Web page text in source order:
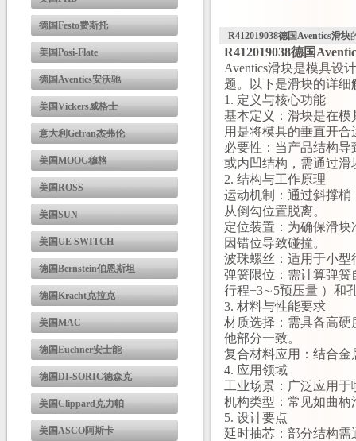
德国Festo费斯托
美国Posi-Flate
德国Aventics安沃驰
美国Vickers威格士
意大利Gefran杰弗伦
美国MOOG穆格
美国ROSS
美国SUN
美国UE SWITCH
德国Bernstein伯恩斯坦
德国Kracht克拉克
美国MAC
德国Euchner安士能
德国DI-SORIC德森克
美国Clippard克力帕
美国ASCO阿斯卡
R412019038德国Aventics滑块
R412019038德国
Aventics滑块是模具设
题。以下是滑块的详细
1. ‌定义与核心功能‌
基本定义‌：滑块是在
用是将模具的垂直开
必要性‌：当产品结构
或内凹结构，需通过
2. ‌结构与工作原理‌
运动机制‌：通过斜撑
从倒勾位置脱离。
定位装置‌：为确保滑
因错位导致碰撞。
波珠螺丝‌：适用于小
弹簧限位‌：需计算弹簧
行程+3∼5预压量 ）和
3. ‌材料与性能要求‌
材质选择‌：需具备高
他部分一致。
复合材料应用‌：结合
4. ‌应用领域‌
工业场景‌：广泛应用
机构类型‌：常见如曲
5. ‌设计要点‌
延时抽芯‌：部分结构